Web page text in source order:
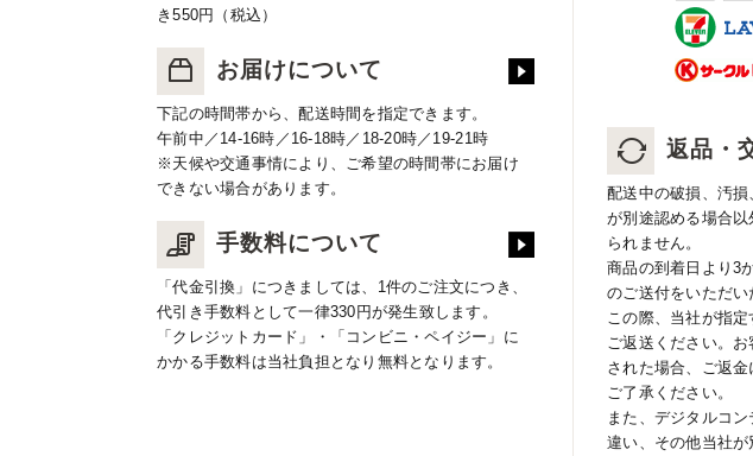
き550円（税込）
お届けについて
下記の時間帯から、配送時間を指定できます。
午前中／14-16時／16-18時／18-20時／19-21時
※天候や交通事情により、ご希望の時間帯にお届け
できない場合があります。
手数料について
「代金引換」につきましては、1件のご注文につき、
代引き手数料として一律330円が発生致します。
「クレジットカード」・「コンビニ・ペイジー」に
かかる手数料は当社負担となり無料となります。
返品・
配送中の破損、汚
が別途認める場合
られません。
商品の到着日より3
のご送付をいただい
この際、当社が指
ご返送ください。
された場合、ご返
ご了承ください。
また、デジタルコ
違い、その他当社